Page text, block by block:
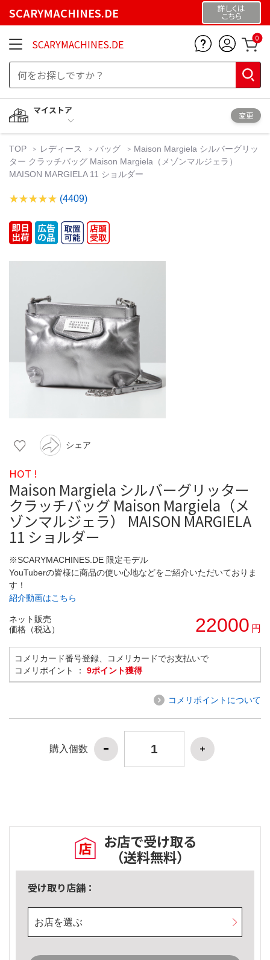
SCARYMACHINES.DE 詳しくは
こちら
SCARYMACHINES.DE 0
マイストア
変更
TOP レディース バッグ
Maison Margiela シルバーグリッ
ター クラッチバッグ Maison Margiela（メゾンマルジェラ）
MAISON MARGIELA 11 ショルダー
(4409)
シェア
HOT !
Maison Margiela シルバーグリッター
クラッチバッグ Maison Margiela（メ
ゾンマルジェラ） MAISON MARGIELA
11 ショルダー
※SCARYMACHINES.DE 限定モデル
YouTuberの皆様に商品の使い心地などをご紹介いただいておりま
す！
紹介動画はこちら
ネット販売
価格（税込）
22000 円
コメリカード番号登録、コメリカードでお支払いで
コメリポイント ： 9ポイント獲得
コメリポイントについて
購入個数
お店で受け取る
（送料無料）
受け取り店舗：
お店を選ぶ